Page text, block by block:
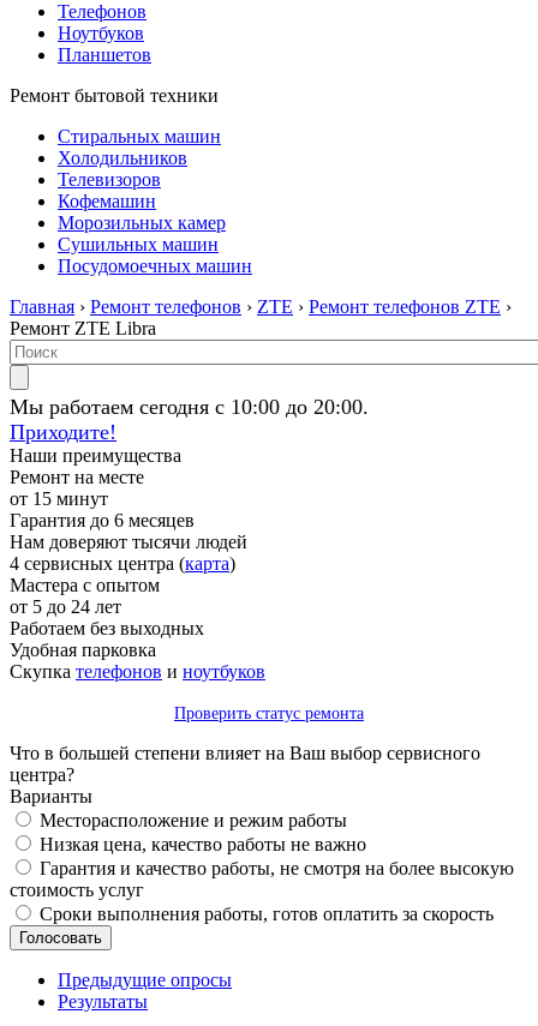
Телефонов
Ноутбуков
Планшетов
Ремонт бытовой техники
Стиральных машин
Холодильников
Телевизоров
Кофемашин
Морозильных камер
Сушильных машин
Посудомоечных машин
Главная › Ремонт телефонов › ZTE › Ремонт телефонов ZTE ›
Ремонт ZTE Libra
Мы работаем сегодня с 10:00 до 20:00.
Приходите!
Наши преимущества
Ремонт на месте
от 15 минут
Гарантия до 6 месяцев
Нам доверяют тысячи людей
4 сервисных центра (карта)
Мастера с опытом
от 5 до 24 лет
Работаем без выходных
Удобная парковка
Скупка телефонов и ноутбуков
Проверить статус ремонта
Что в большей степени влияет на Ваш выбор сервисного
центра?
Варианты
Месторасположение и режим работы
Низкая цена, качество работы не важно
Гарантия и качество работы, не смотря на более высокую
стоимость услуг
Сроки выполнения работы, готов оплатить за скорость
Предыдущие опросы
Результаты